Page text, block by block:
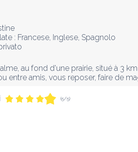
: Francese, Inglese, Spagnolo
au fond d'une prairie, situé à 3
entre amis, vous reposer, faire de
(5/5)